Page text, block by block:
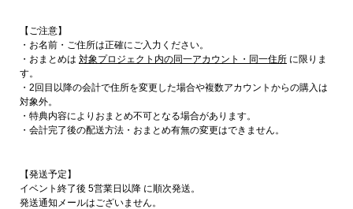
【ご注意】
・お名前・ご住所は正確にご入力ください。
・おまとめは 対象プロジェクト内の同一アカウント・同一住所 に限りま
す。
・2回目以降の会計で住所を変更した場合や複数アカウントからの購入は
対象外。
・特典内容によりおまとめ不可となる場合があります。
・会計完了後の配送方法・おまとめ有無の変更はできません。
【発送予定】
イベント終了後 5営業日以降 に順次発送。
発送通知メールはございません。